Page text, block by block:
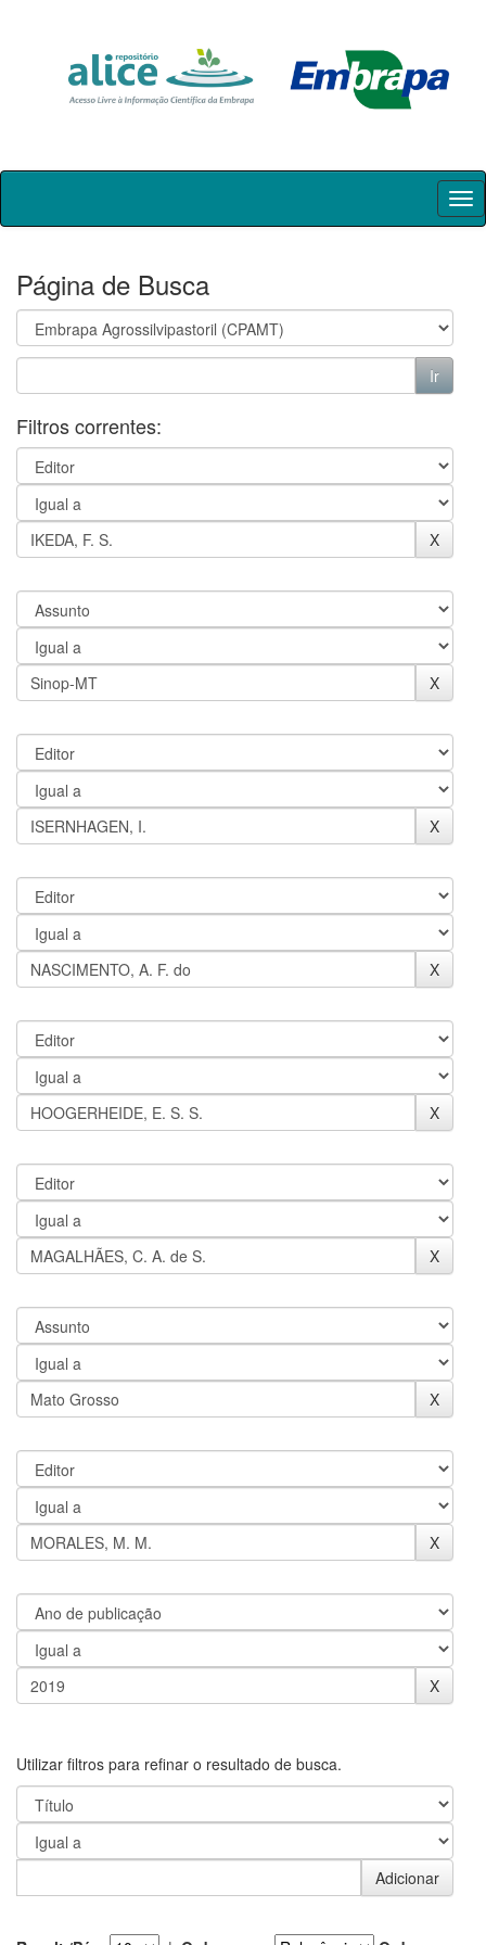
Skip
Página de Busca
Filtros correntes:
Utilizar filtros para refinar o resultado de busca.